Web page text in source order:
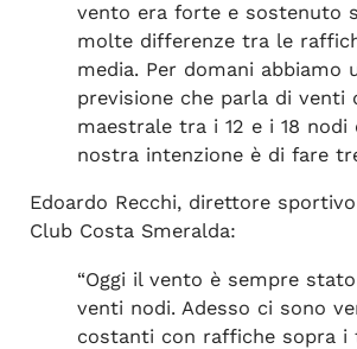
vento era forte e sostenuto
molte differenze tra le
media. Per domani abbiamo
previsione che parla di venti
maestrale tra i 12 e i 18 nodi
nostra intenzione è di fare
Edoardo Recchi, direttore
Club Costa Smeralda:
“Oggi il vento è sempre
venti nodi. Adesso ci sono
costanti con raffiche sopra i